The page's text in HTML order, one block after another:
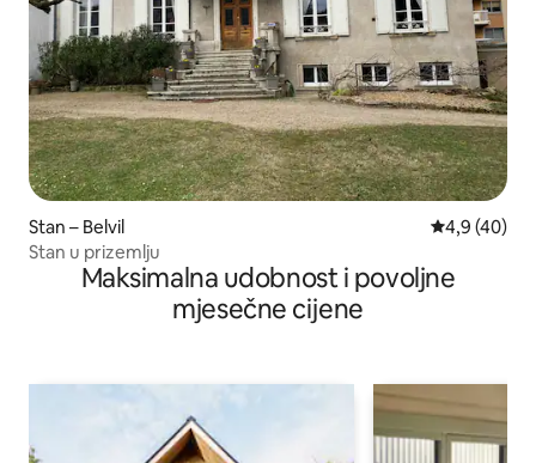
Stan – Belvil Prosječna
4,9 (40)
Stan u prizemlju
Maksimalna udobnost i povoljne
mjesečne cijene